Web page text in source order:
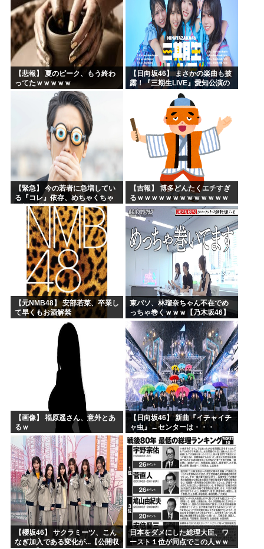
【悲報】 夏のピーク、もう終わ
ってたｗｗｗｗｗ
【日向坂46】 まさかの楽曲も披
露！『三期生LIVE』愛知公演の
【緊急】 今の若者に急増してい
る『コレ』依存、めちゃくちゃ
深刻な模様w w w w w w w w w w
【吉報】 博多どんたくエチすぎ
るｗｗｗｗｗｗｗｗｗｗｗｗｗ
ｗｗ
【元NMB48】 安部若菜、卒業し
て早くもお酒解禁
東パソ、林瑠奈ちゃん不在でめ
っちゃ巻くｗｗｗ【乃木坂46】
【画像】 福原遥さん、意外とあ
るｗ
【日向坂46】 新曲『イチャイチ
ャ虫』←センターは・・・
【18thシングル】
【櫻坂46】 サクラミーツ、こん
なぎ加入である変化が...【公開収
日本をダメにした総理大臣、ワ
ースト１位が同点でこの人ｗｗ